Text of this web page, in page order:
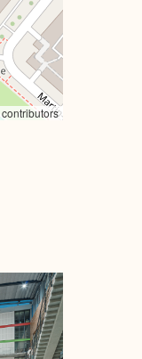
contributors